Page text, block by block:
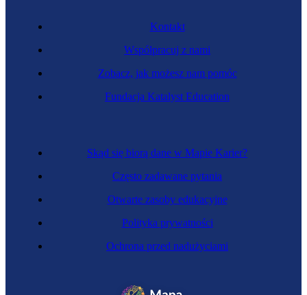
Skąd się biorą dane w Mapie Karier?
Często zadawane pytania
Otwarte zasoby edukacyjne
Polityka prywatności
Ochrona przed nadużyciami
Kontakt
Współpracuj z nami
Zobacz, jak możesz nam pomóc
Fundacja Katalyst Education